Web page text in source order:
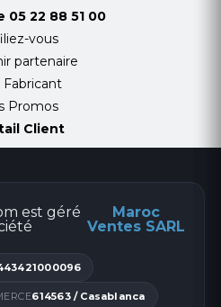
05 22 88 51 00
vous
partenaire
Fabricant
Promos
Client
est géré
Maroc
Ventes SARL
614563 / Casablanca